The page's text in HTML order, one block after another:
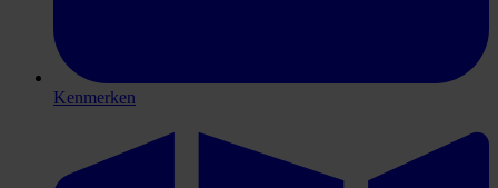
Kenmerken